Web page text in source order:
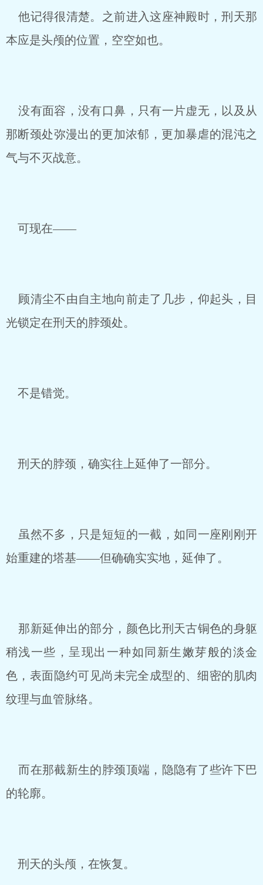
他记得很清楚。之前进入这座神殿时，刑天那
本应是头颅的位置，空空如也。
没有面容，没有口鼻，只有一片虚无，以及从
那断颈处弥漫出的更加浓郁，更加暴虐的混沌之
气与不灭战意。
可现在——
顾清尘不由自主地向前走了几步，仰起头，目
光锁定在刑天的脖颈处。
不是错觉。
刑天的脖颈，确实往上延伸了一部分。
虽然不多，只是短短的一截，如同一座刚刚开
始重建的塔基——但确确实实地，延伸了。
那新延伸出的部分，颜色比刑天古铜色的身躯
稍浅一些，呈现出一种如同新生嫩芽般的淡金
色，表面隐约可见尚未完全成型的、细密的肌肉
纹理与血管脉络。
而在那截新生的脖颈顶端，隐隐有了些许下巴
的轮廓。
刑天的头颅，在恢复。